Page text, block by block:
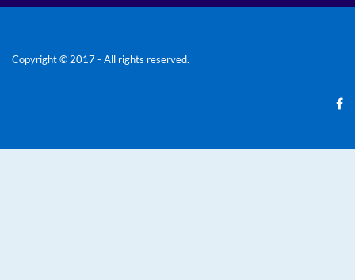
Copyright © 2017 - All rights reserved.